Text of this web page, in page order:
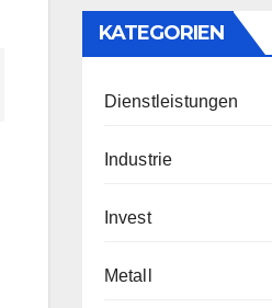
KATEGORIEN
Dienstleistungen
Industrie
Invest
Metall